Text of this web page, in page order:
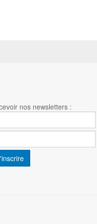
nos newsletters :